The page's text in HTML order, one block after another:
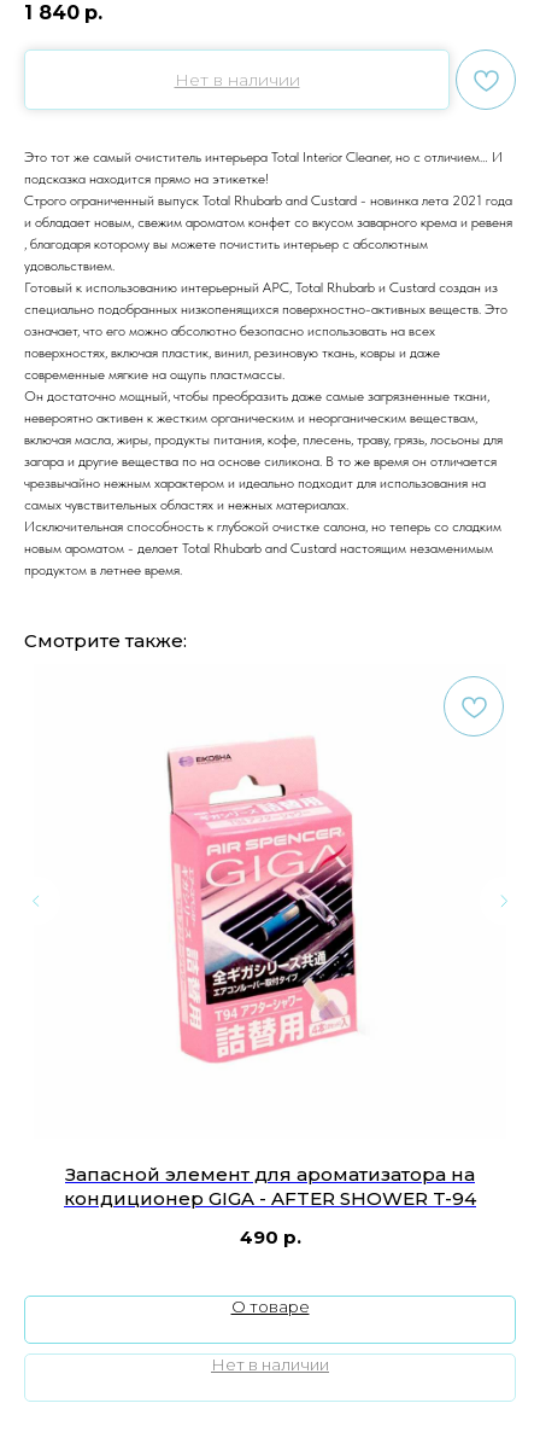
1 840 р.
Нет в наличии
Это тот же самый очиститель интерьера Total Interior Cleaner, но с отличием… И
подсказка находится прямо на этикетке!
Строго ограниченный выпуск Total Rhubarb and Custard - новинка лета 2021 года
и обладает новым, свежим ароматом конфет со вкусом заварного крема и ревеня
, благодаря которому вы можете почистить интерьер с абсолютным
удовольствием.
Готовый к использованию интерьерный APC, Total Rhubarb и Custard создан из
специально подобранных низкопенящихся поверхностно-активных веществ. Это
означает, что его можно абсолютно безопасно использовать на всех
поверхностях, включая пластик, винил, резиновую ткань, ковры и даже
современные мягкие на ощупь пластмассы.
Он достаточно мощный, чтобы преобразить даже самые загрязненные ткани,
невероятно активен к жестким органическим и неорганическим веществам,
включая масла, жиры, продукты питания, кофе, плесень, траву, грязь, лосьоны для
загара и другие вещества по на основе силикона. В то же время он отличается
чрезвычайно нежным характером и идеально подходит для использования на
самых чувствительных областях и нежных материалах.
Исключительная способность к глубокой очистке салона, но теперь со сладким
новым ароматом - делает Total Rhubarb and Custard настоящим незаменимым
продуктом в летнее время.
Смотрите также:
Запасной элемент для ароматизатора на
кондиционер GIGA - AFTER SHOWER T-94
490 р.
О товаре
Нет в наличии